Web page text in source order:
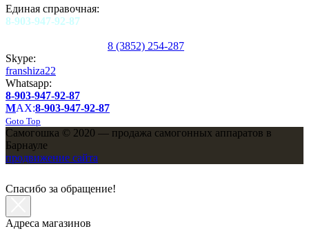
Единая справочная:
8-903-947-92-87
8 (3852) 254-287
Skype:
franshiza22
Whatsapp:
8-903-947-92-87
MAX:8-903-947-92-87
Goto Top
Самогошка © 2020 — продажа самогонных аппаратов в
Барнауле
продвижение сайта
Спасибо за обращение!
Адреса магазинов